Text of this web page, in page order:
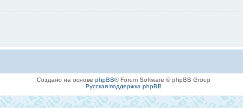
Создано на основе phpBB® Forum Software © phpBB Group
Русская поддержка phpBB